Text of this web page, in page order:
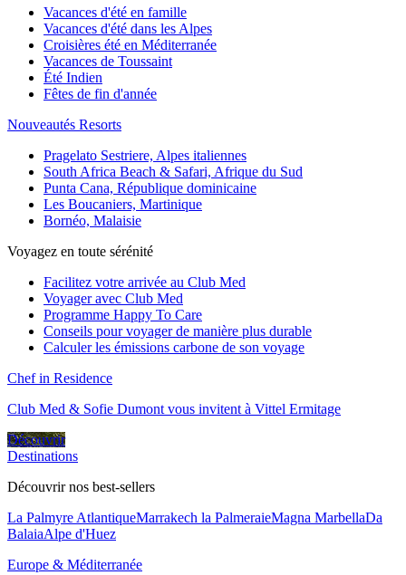
Vacances d'été en famille
Vacances d'été dans les Alpes
Croisières été en Méditerranée
Vacances de Toussaint
Été Indien
Fêtes de fin d'année
Nouveautés Resorts
Pragelato Sestriere, Alpes italiennes
South Africa Beach & Safari, Afrique du Sud
Punta Cana, République dominicaine
Les Boucaniers, Martinique
Bornéo, Malaisie
Voyagez en toute sérénité
Facilitez votre arrivée au Club Med
Voyager avec Club Med
Programme Happy To Care
Conseils pour voyager de manière plus durable
Calculer les émissions carbone de son voyage
Chef in Residence
Club Med & Sofie Dumont vous invitent à Vittel Ermitage
Découvrir
Destinations
Découvrir nos best-sellers
La Palmyre AtlantiqueMarrakech la PalmeraieMagna MarbellaDa
BalaiaAlpe d'Huez
Europe & Méditerranée